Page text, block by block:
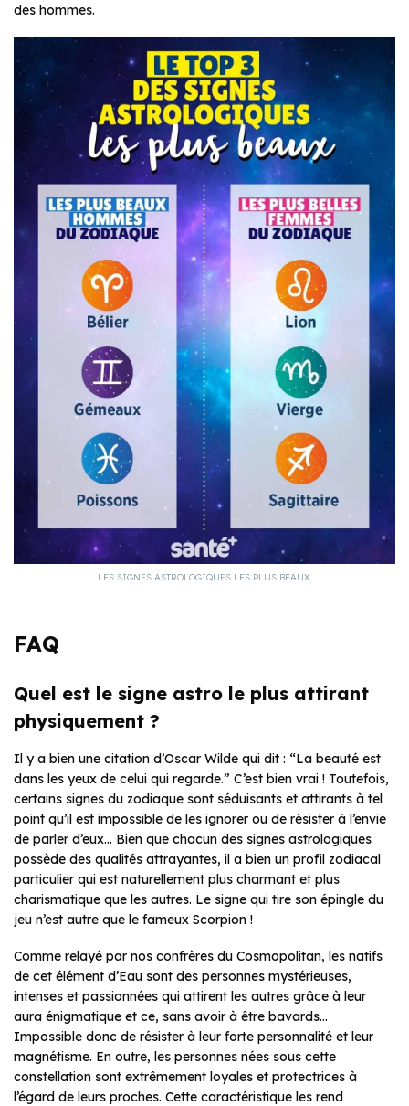
des hommes.
LES SIGNES ASTROLOGIQUES LES PLUS BEAUX.
FAQ
Quel est le signe astro le plus attirant
physiquement ?
Il y a bien une citation d’Oscar Wilde qui dit : “La beauté est
dans les yeux de celui qui regarde.” C’est bien vrai ! Toutefois,
certains signes du zodiaque sont séduisants et attirants à tel
point qu’il est impossible de les ignorer ou de résister à l’envie
de parler d’eux… Bien que chacun des signes astrologiques
possède des qualités attrayantes, il a bien un profil zodiacal
particulier qui est naturellement plus charmant et plus
charismatique que les autres. Le signe qui tire son épingle du
jeu n’est autre que le fameux Scorpion !
Comme relayé par nos confrères du Cosmopolitan, les natifs
de cet élément d’Eau sont des personnes mystérieuses,
intenses et passionnées qui attirent les autres grâce à leur
aura énigmatique et ce, sans avoir à être bavards…
Impossible donc de résister à leur forte personnalité et leur
magnétisme. En outre, les personnes nées sous cette
constellation sont extrêmement loyales et protectrices à
l’égard de leurs proches. Cette caractéristique les rend